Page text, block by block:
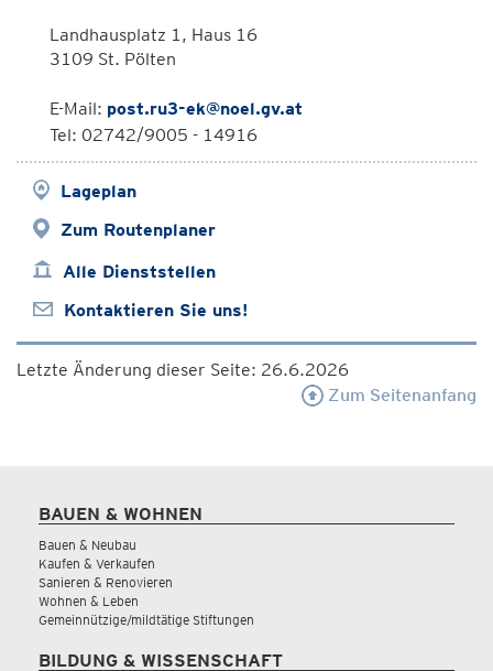
Landhausplatz 1, Haus 16
3109 St. Pölten
E-Mail: post.ru3-ek@noel.gv.at
Tel: 02742/9005 - 14916
Lageplan
Zum Routenplaner
Alle Dienststellen
Kontaktieren Sie uns!
Letzte Änderung dieser Seite: 26.6.2026
Zum Seitenanfang
BAUEN & WOHNEN
Bauen & Neubau
Kaufen & Verkaufen
Sanieren & Renovieren
Wohnen & Leben
Gemeinnützige/mildtätige Stiftungen
BILDUNG & WISSENSCHAFT